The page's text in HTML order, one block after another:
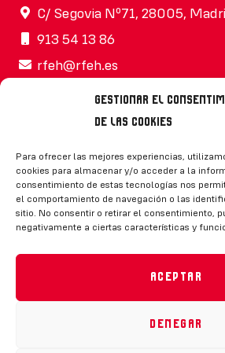
Gestionar el
de las cookies
Para ofrecer las mejores experiencias,
cookies para almacenar y/o acceder a la
consentimiento de estas tecnologías nos
el comportamiento de navegación o las
sitio. No consentir o retirar el consentimiento,
negativamente a ciertas características y
Aceptar
Denegar
C/ Segovia Nº71, 28005,
913 54 13 86
rfeh@rfeh.es
Síguenos